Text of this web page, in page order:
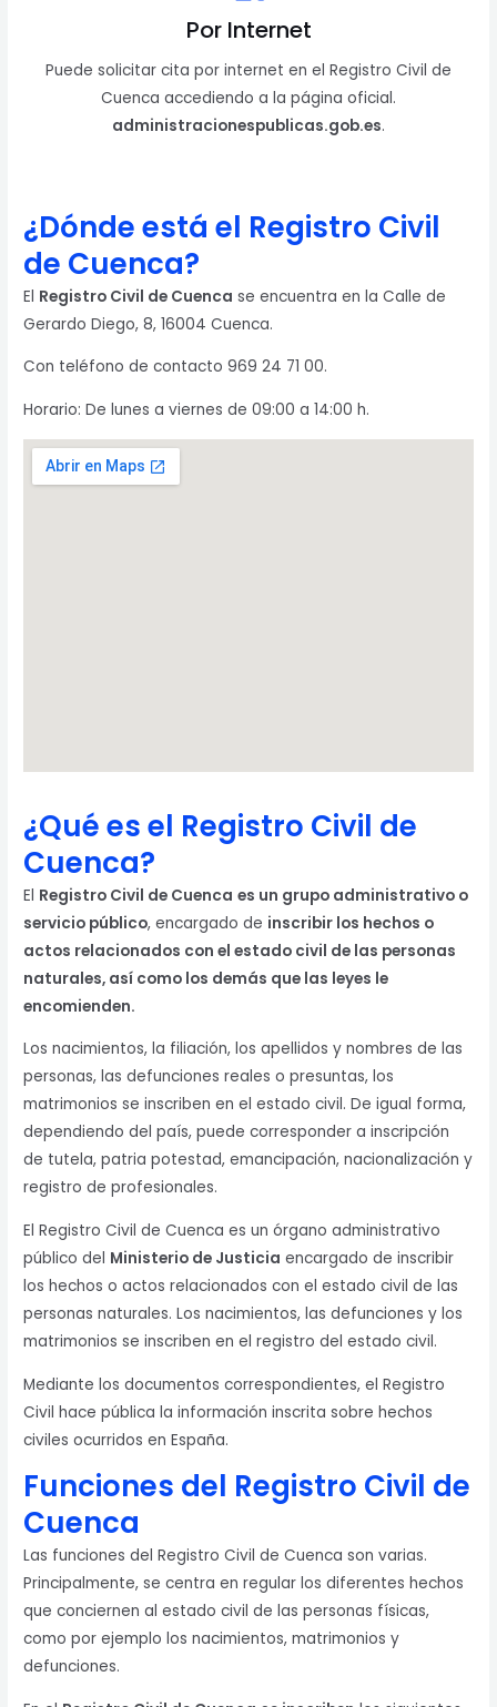
Por Internet
Puede solicitar cita por internet en el Registro Civil de
Cuenca accediendo a la página oficial.
administracionespublicas.gob.es.
¿Dónde está el Registro Civil
de Cuenca?
El Registro Civil de Cuenca se encuentra en la Calle de
Gerardo Diego, 8, 16004 Cuenca.
Con teléfono de contacto 969 24 71 00.
Horario: De lunes a viernes de 09:00 a 14:00 h.
¿Qué es el Registro Civil de
Cuenca?
El Registro Civil de Cuenca es un grupo administrativo o
servicio público, encargado de inscribir los hechos o
actos relacionados con el estado civil de las personas
naturales, así como los demás que las leyes le
encomienden.
Los nacimientos, la filiación, los apellidos y nombres de las
personas, las defunciones reales o presuntas, los
matrimonios se inscriben en el estado civil. De igual forma,
dependiendo del país, puede corresponder a inscripción
de tutela, patria potestad, emancipación, nacionalización y
registro de profesionales.
El Registro Civil de Cuenca es un órgano administrativo
público del Ministerio de Justicia encargado de inscribir
los hechos o actos relacionados con el estado civil de las
personas naturales. Los nacimientos, las defunciones y los
matrimonios se inscriben en el registro del estado civil.
Mediante los documentos correspondientes, el Registro
Civil hace pública la información inscrita sobre hechos
civiles ocurridos en España.
Funciones del Registro Civil de
Cuenca
Las funciones del Registro Civil de Cuenca son varias.
Principalmente, se centra en regular los diferentes hechos
que conciernen al estado civil de las personas físicas,
como por ejemplo los nacimientos, matrimonios y
defunciones.